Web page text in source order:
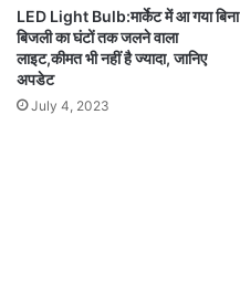
LED Light Bulb:मार्केट में आ गया बिना
बिजली का घंटों तक जलने वाला
लाइट,कीमत भी नहीं है ज्यादा, जानिए
अपडेट
July 4, 2023